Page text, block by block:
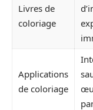
Livres de
coloriage
Applications
de coloriage